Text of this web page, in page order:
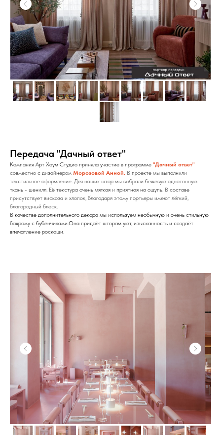
Передача "Дачный ответ"
Компания Арт Хоум Студио приняла участие в программе "Дачный ответ"
совместно с дизайнером Морозовой Анной. В проекте мы выполнили
текстильное оформление. Для наших штор мы выбрали бежевую однотонную
ткань - шенилл. Её текстура очень мягкая и приятная на ощупь. В составе
присутствует вискоза и хлопок, благодаря этому портьеры имеют лёгкий,
благородный блеск.
В качестве дополнительного декора мы используем необычную и очень стильную
бахрому с бубенчиками.Она придаёт шторам уют, изысканность и создаёт
впечатление роскоши.